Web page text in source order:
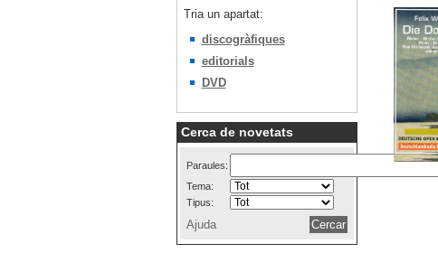
Tria un apartat:
discogràfiques
editorials
DVD
Cerca de novetats
Paraules:
Tema:
Tipus:
Ajuda